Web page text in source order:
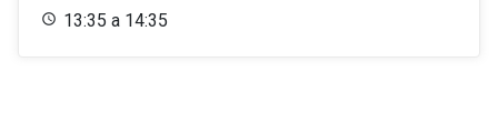
13:35 a 14:35